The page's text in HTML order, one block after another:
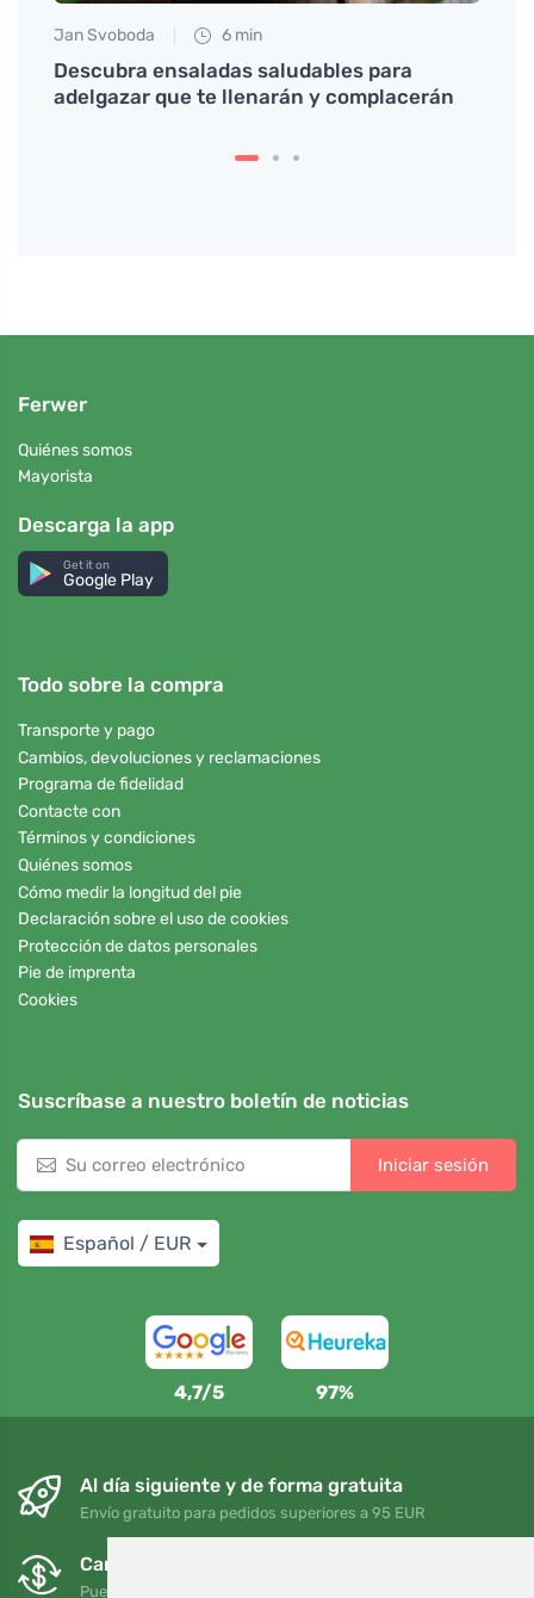
Jan Svoboda 6 min
Descubra ensaladas saludables para
adelgazar que te llenarán y complacerán
Ferwer
Quiénes somos
Mayorista
Descarga la app
Get it on
Google Play
Todo sobre la compra
Transporte y pago
Cambios, devoluciones y reclamaciones
Programa de fidelidad
Contacte con
Términos y condiciones
Quiénes somos
Cómo medir la longitud del pie
Declaración sobre el uso de cookies
Protección de datos personales
Pie de imprenta
Cookies
Suscríbase a nuestro boletín de noticias
Iniciar sesión
Español / EUR
4,7/5 97%
Al día siguiente y de forma gratuita
Envío gratuito para pedidos superiores a 95 EUR
Cambios y devoluciones gratuitos
Puede devolver o cambiar su pedido en cualquier momento